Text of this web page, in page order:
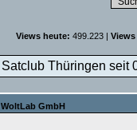
Views heute: 499.223 |
Satclub Thüringen seit
WoltLab GmbH